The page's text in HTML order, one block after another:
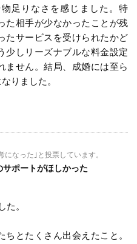
足りなさを感じました。特
た相手が少なかったことが残
たサービスを受けられたかど
少しリーズナブルな料金設定
ません。結局、成婚には至ら
りました。
なった｣と投票しています。
サポートがほしかった
た。
とたくさん出会えたこと。